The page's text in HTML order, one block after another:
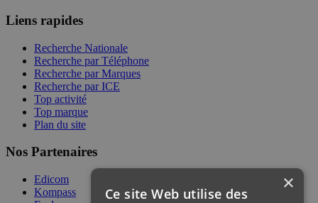
Liens rapides
Recherche Nationale
Recherche par Téléphone
Recherche par Marques
Recherche par ICE
Top activité
Top marque
Plan du site
Nos Partenaires
Edicom
Kompass
×
Ce site Web utilise des